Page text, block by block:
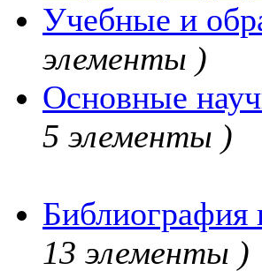
Учебные и
элементы )
Основные
5 элементы )
Библиография
13 элементы )